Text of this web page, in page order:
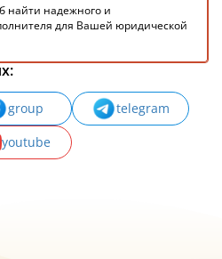
найти надежного и
для Вашей юридической
group
telegram
youtube